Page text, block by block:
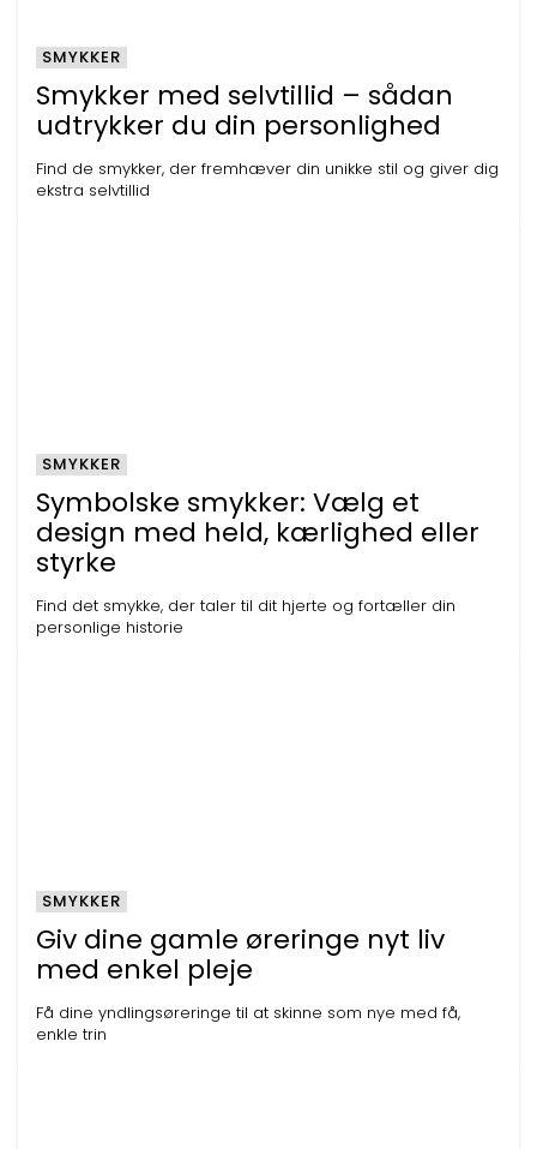
Smykker med selvtillid – sådan
udtrykker du din personlighed
Find de smykker, der fremhæver din unikke stil og giver dig
ekstra selvtillid
SMYKKER
Symbolske smykker: Vælg et
design med held, kærlighed eller
styrke
Find det smykke, der taler til dit hjerte og fortæller din
personlige historie
SMYKKER
Giv dine gamle øreringe nyt liv
med enkel pleje
Få dine yndlingsøreringe til at skinne som nye med få,
enkle trin
SMYKKER